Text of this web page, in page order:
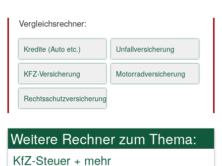
Vergleichsrechner:
Kredite (Auto etc.) Unfallversicherung
KFZ-Versicherung Motorradversicherung
Rechtsschutzversicherung
Weitere Rechner zum Thema:
KfZ-Steuer + mehr